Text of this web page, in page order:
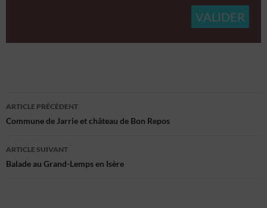
Toujours activé
Identifier les appareils à partir des informations
demandées explicitement.
fraude et réparer les erreurs, Fournir et
des
articles
ARTICLE PRÉCÉDENT
Commune de Jarrie et château de Bon Repos
ARTICLE SUIVANT
Balade au Grand-Lemps en Isère